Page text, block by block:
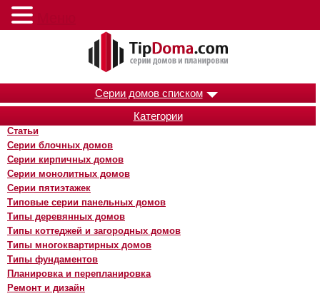
Серии домов списком
Категории
Статьи
Серии блочных домов
Серии кирпичных домов
Серии монолитных домов
Серии пятиэтажек
Типовые серии панельных домов
Типы деревянных домов
Типы коттеджей и загородных домов
Типы многоквартирных домов
Типы фундаментов
Планировка и перепланировка
Ремонт и дизайн